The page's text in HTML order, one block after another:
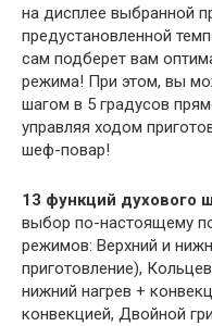
на дисплее выбранной
предустановленной
сам подберет вам
режима! При этом, вы
шагом в 5 градусов
управляя ходом
шеф-повар!
13 функций духового
выбор по-настоящему
режимов: Верхний и
приготовление),
нижний нагрев +
конвекцией, Двойной